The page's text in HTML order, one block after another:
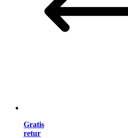
Gratis
retur